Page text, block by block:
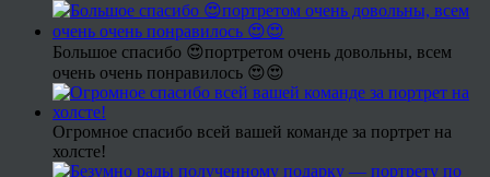
Большое спасибо 😍портретом очень довольны, всем
очень очень понравилось 😍😍
Огромное спасибо всей вашей команде за портрет на
холсте!